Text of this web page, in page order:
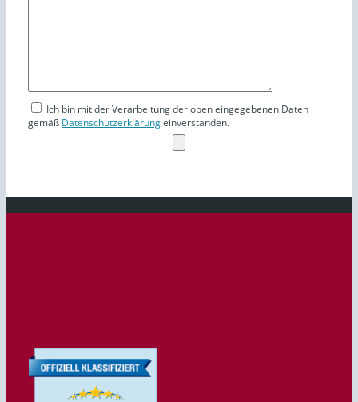
Ich bin mit der Verarbeitung der oben eingegebenen Daten
gemäß Datenschutzerklärungeinverstanden.